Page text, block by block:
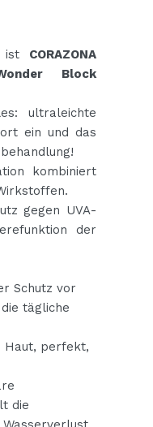
ist CORAZONA
Block
ultraleichte
ein und das
kombiniert
gegen UVA-
der
Schutz vor
tägliche
Haut, perfekt,
die